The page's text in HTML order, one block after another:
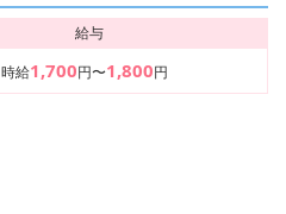
給与
時給1,700円〜1,800円